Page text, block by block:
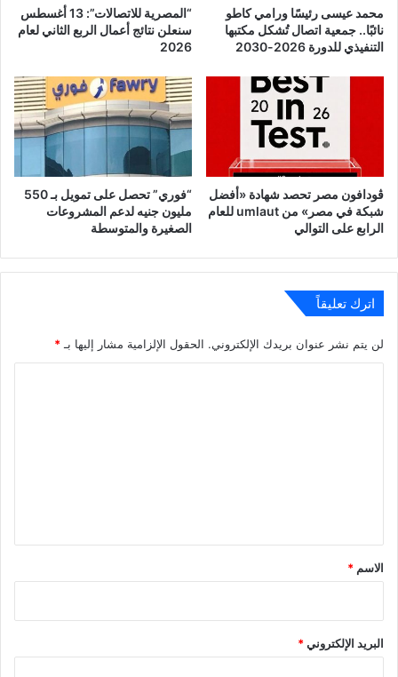
محمد عيسى رئيسًا ورامي كاطو
نائبًا.. جمعية اتصال تُشكل مكتبها
التنفيذي للدورة 2026-2030
“المصرية للاتصالات”: 13 أغسطس
سنعلن نتائج أعمال الربع الثاني لعام
2026
ڤودافون مصر تحصد شهادة «أفضل
شبكة في مصر» من umlaut للعام
الرابع على التوالي
“فوري” تحصل على تمويل بـ 550
مليون جنيه لدعم المشروعات
الصغيرة والمتوسطة
اترك تعليقاً
لن يتم نشر عنوان بريدك الإلكتروني. الحقول الإلزامية مشار إليها بـ*
*
الاسم *
البريد الإلكتروني*